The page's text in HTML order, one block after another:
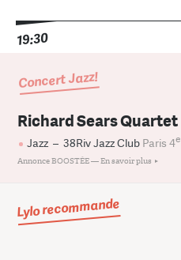
19:30
Concert Jazz!
Richard Sears Quartet
Jazz – 38Riv Jazz Club Paris 4e
Annonce BOOSTÉE —En savoir plus
Lylo recommande